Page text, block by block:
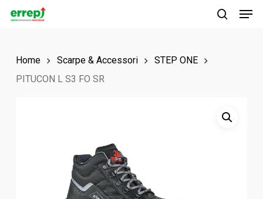
Skip
contentHome Scarpe & Accessori
STEP ONE
PITUCON L S3 FO SR